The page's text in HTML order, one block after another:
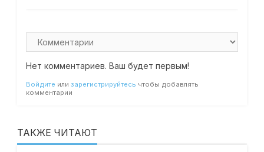
Нет комментариев. Ваш будет первым!
Войдите или зарегистрируйтесь чтобы добавлять
комментарии
ТАКЖЕ ЧИТАЮТ